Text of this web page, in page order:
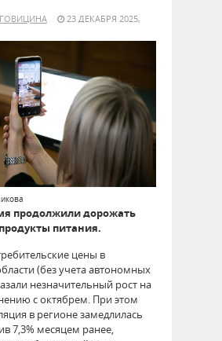
23 ДЕКАБРЯ 2025,
продолжили дорожать
питания.
цены в
(без учета автономных
незначительный рост на
с октябрем. При этом
в регионе замедлилась
7,3% месяцем ранее,